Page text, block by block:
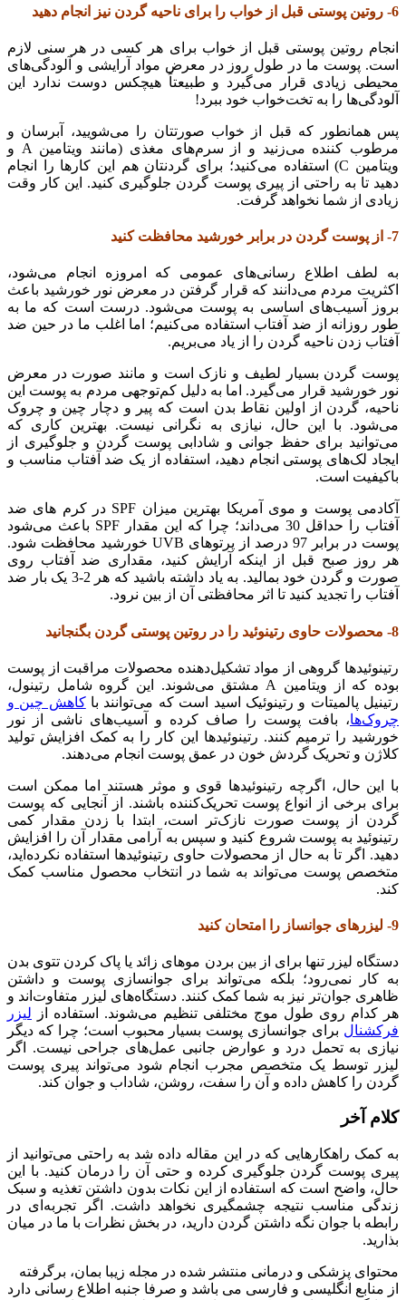
6- روتین پوستی قبل از خواب را برای ناحیه گردن نیز انجام دهید
انجام روتین پوستی قبل از خواب برای هر کسی در هر سنی لازم
است. پوست ما در طول روز در معرض مواد آرایشی و آلودگی‌های
محیطی زیادی قرار می‌گیرد و طبیعتاً هیچکس دوست ندارد این
آلودگی‌ها را به تخت‌خواب خود ببرد!
پس همانطور که قبل از خواب صورتتان را می‌شویید، آبرسان و
مرطوب کننده می‌زنید و از سرم‌های مغذی (مانند ویتامین A و
ویتامین C) استفاده می‌کنید؛ برای گردنتان هم این کارها را انجام
دهید تا به راحتی از پیری پوست گردن جلوگیری کنید. این کار وقت
زیادی از شما نخواهد گرفت.
7- از پوست گردن در برابر خورشید محافظت کنید
به لطف اطلاع رسانی‌های عمومی که امروزه انجام می‌شود،
اکثریت مردم می‌دانند که قرار گرفتن در معرض نور خورشید باعث
بروز آسیب‌های اساسی به پوست می‌شود. درست است که ما به
طور روزانه از ضد آفتاب استفاده می‌کنیم؛ اما اغلب ما در حین ضد
آفتاب زدن ناحیه گردن را از یاد می‌بریم.
پوست گردن بسیار لطیف و نازک است و مانند صورت در معرض
نور خورشید قرار می‌گیرد. اما به دلیل کم‌توجهی مردم به پوست این
ناحیه، گردن از اولین نقاط بدن است که پیر و دچار چین و چروک
می‌شود. با این حال، نیازی به نگرانی نیست. بهترین کاری که
می‌توانید برای حفظ جوانی و شادابی پوست گردن و جلوگیری از
ایجاد لک‌های پوستی انجام دهید، استفاده از یک ضد آفتاب مناسب و
باکیفیت است.
آکادمی پوست و موی آمریکا بهترین میزان SPF در کرم های ضد
آفتاب را حداقل 30 می‌داند؛ چرا که این مقدار SPF باعث می‌شود
پوست در برابر 97 درصد از پرتوهای UVB خورشید محافظت شود.
هر روز صبح قبل از اینکه آرایش کنید، مقداری ضد آفتاب روی
صورت و گردن خود بمالید. به یاد داشته باشید که هر 2-3 یک ‌بار ضد
آفتاب را تجدید کنید تا اثر محافظتی آن از بین نرود.
8- محصولات حاوی رتینوئید را در روتین پوستی گردن بگنجانید
رتینوئیدها گروهی از مواد تشکیل‌دهنده محصولات مراقبت از پوست
بوده که از ویتامین A مشتق می‌شوند. این گروه شامل رتینول،
رتینیل پالمیتات و رتینوئیک اسید است که می‌توانند باکاهش چین و
چروک‌ها، بافت پوست را صاف کرده و آسیب‌های ناشی از نور
خورشید را ترمیم کنند. رتینوئیدها این کار را به کمک افزایش تولید
کلاژن و تحریک گردش خون در عمق پوست انجام می‌دهند.
با این حال، اگرچه رتینوئیدها قوی و موثر هستند اما ممکن است
برای برخی از انواع پوست تحریک‌کننده باشند. از آنجایی که پوست
گردن از پوست صورت نازک‌تر است، ابتدا با زدن مقدار کمی
رتینوئید به پوست شروع کنید و سپس به آرامی مقدار آن را افزایش
دهید. اگر تا به حال از محصولات حاوی رتینوئیدها استفاده نکرده‌اید،
متخصص پوست می‌تواند به شما در انتخاب محصول مناسب کمک
کند.
9- لیزرهای جوانساز را امتحان کنید
دستگاه‌ لیزر تنها برای از بین بردن موهای زائد یا پاک کردن تتوی بدن
به کار نمی‌رود؛ بلکه می‌تواند برای جوانسازی پوست و داشتن
ظاهری جوان‌تر نیز به شما کمک کنند. دستگاه‌های لیزر متفاوت‌اند و
هر کدام روی طول موج مختلفی تنظیم می‌شوند. استفاده از لیزر
فرکشنال برای جوانسازی پوست بسیار محبوب است؛ چرا که دیگر
نیازی به تحمل درد و عوارض جانبی عمل‌های جراحی نیست. اگر
لیزر توسط یک متخصص مجرب انجام شود می‌تواند پیری پوست
گردن را کاهش داده و آن را سفت، روشن، شاداب و جوان کند.
کلام آخر
به کمک راهکارهایی که در این مقاله داده شد به راحتی می‌توانید از
پیری پوست گردن جلوگیری کرده و حتی آن را درمان کنید. با این
حال، واضح است که استفاده از این نکات بدون داشتن تغذیه و سبک
زندگی مناسب نتیجه چشمگیری نخواهد داشت. اگر تجربه‌ای در
رابطه با جوان نگه داشتن گردن دارید، در بخش نظرات با ما در میان
بذارید.
محتوای پزشکی و درمانی منتشر شده در مجله زیبا بمان، برگرفته
از منابع انگلیسی و فارسی می باشد و صرفا جنبه اطلاع رسانی دارد